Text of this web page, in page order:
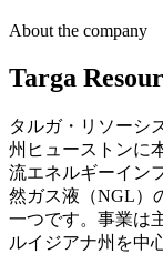
About the company
Targa
タルガ・リソーシ
州ヒューストンに
流エネルギーイン
然ガス液（NGL）
一つです。事業は
ルイジアナ州を中